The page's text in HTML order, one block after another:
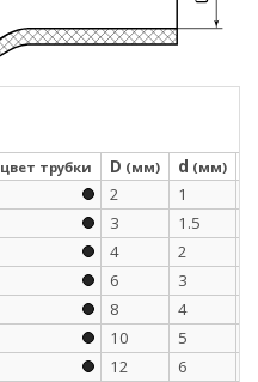
цвет трубки D (мм) d (мм)
2 1
3 1.5
4 2
6 3
8 4
10 5
12 6